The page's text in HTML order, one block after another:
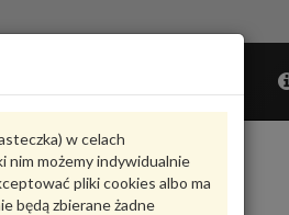
w celach
nim możemy indywidualnie
pliki cookies albo ma
będą zbierane żadne